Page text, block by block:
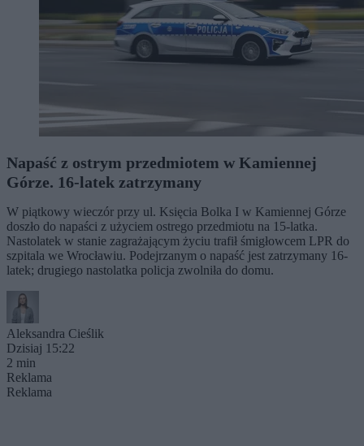
Napaść z ostrym przedmiotem w Kamiennej
Górze. 16-latek zatrzymany
W piątkowy wieczór przy ul. Księcia Bolka I w Kamiennej Górze
doszło do napaści z użyciem ostrego przedmiotu na 15-latka.
Nastolatek w stanie zagrażającym życiu trafił śmigłowcem LPR do
szpitala we Wrocławiu. Podejrzanym o napaść jest zatrzymany 16-
latek; drugiego nastolatka policja zwolniła do domu.
Aleksandra Cieślik
Dzisiaj 15:22
2 min
Reklama
Reklama